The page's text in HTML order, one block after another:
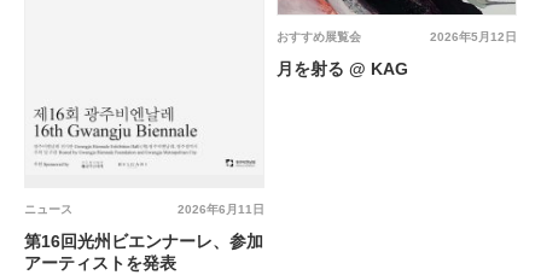
2026年6月11日
ニュース
第16回光州ビエンナーレ、参加
アーティストを発表
2026年5月12日
おすすめ展覧会
月を射る @ KAG